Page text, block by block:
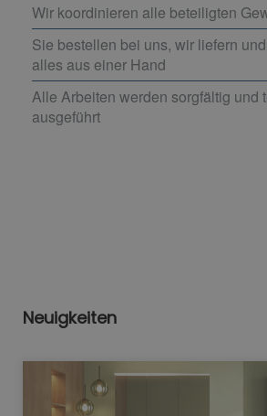
Wir koordinieren alle beteiligten
Sie bestellen bei uns, wir liefern
alles aus einer Hand
Alle Arbeiten werden sorgfältig und
ausgeführt
Neuigkeiten